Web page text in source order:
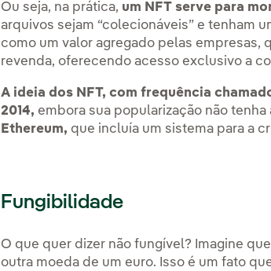
Ou seja, na prática, um NFT serve para
arquivos sejam “colecionáveis” e tenham
como um valor agregado pelas empresas,
revenda, oferecendo acesso exclusivo a
A ideia dos NFT, com frequência
2014, embora sua popularização não
Ethereum, que incluía um sistema para a
Fungibilidade
O que quer dizer não fungível? Imagine
outra moeda de um euro. Isso é um fato